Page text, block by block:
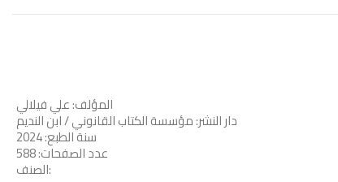
المؤلف: علي فيلالي
دار النشر: مؤسسة الكتاب القانوني / ابن النديم
سنة الطبع: 2024
عدد الصفحات: 588
الصنف: